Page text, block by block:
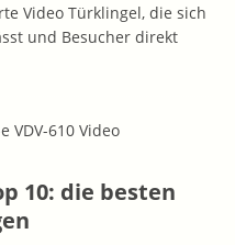
Video Türklingel, die sich
und Besucher direkt
10: die besten